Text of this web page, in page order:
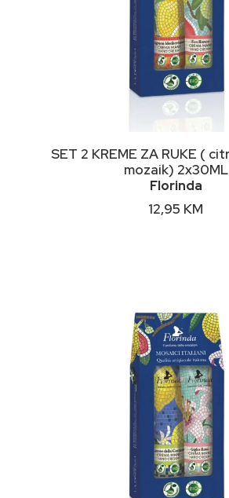
DODAJ U KORPU
SET 2 KREME ZA RUKE (
mozaik) 2x30ML
Florinda
12,95 KM